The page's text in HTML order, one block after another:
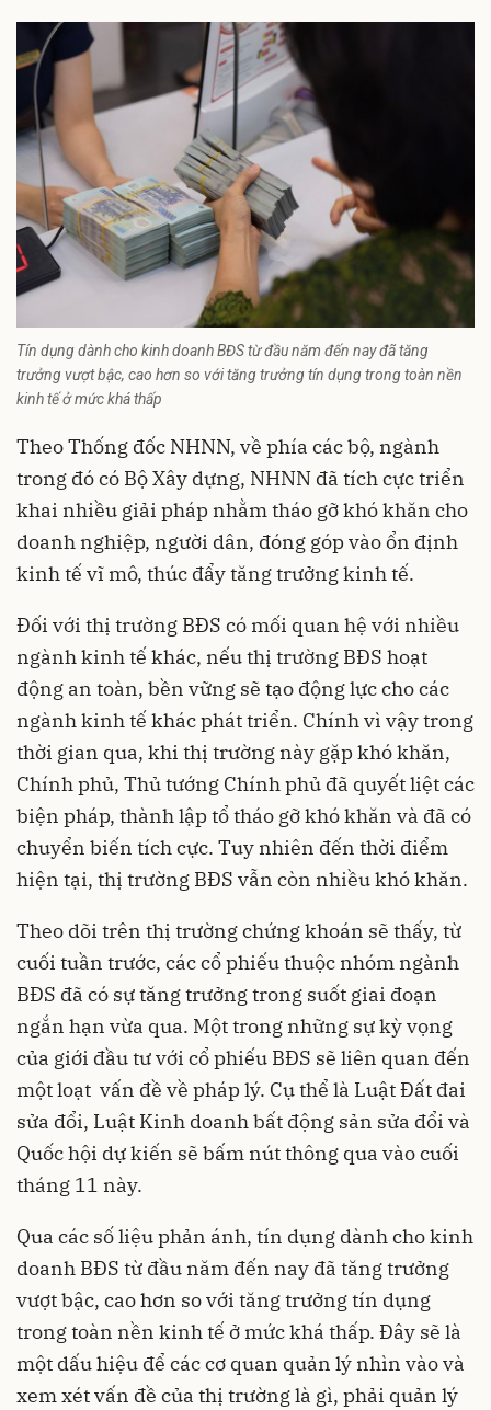
Tín dụng dành cho kinh doanh BĐS từ đầu năm đến nay đã tăng
trưởng vượt bậc, cao hơn so với tăng trưởng tín dụng trong toàn nền
kinh tế ở mức khá thấp
Theo Thống đốc NHNN, về phía các bộ, ngành
trong đó có Bộ Xây dựng, NHNN đã tích cực triển
khai nhiều giải pháp nhằm tháo gỡ khó khăn cho
doanh nghiệp, người dân, đóng góp vào ổn định
kinh tế vĩ mô, thúc đẩy tăng trưởng kinh tế.
Đối với thị trường BĐS có mối quan hệ với nhiều
ngành kinh tế khác, nếu thị trường BĐS hoạt
động an toàn, bền vững sẽ tạo động lực cho các
ngành kinh tế khác phát triển. Chính vì vậy trong
thời gian qua, khi thị trường này gặp khó khăn,
Chính phủ, Thủ tướng Chính phủ đã quyết liệt các
biện pháp, thành lập tổ tháo gỡ khó khăn và đã có
chuyển biến tích cực. Tuy nhiên đến thời điểm
hiện tại, thị trường BĐS vẫn còn nhiều khó khăn.
Theo dõi trên thị trường chứng khoán sẽ thấy, từ
cuối tuần trước, các cổ phiếu thuộc nhóm ngành
BĐS đã có sự tăng trưởng trong suốt giai đoạn
ngắn hạn vừa qua. Một trong những sự kỳ vọng
của giới đầu tư với cổ phiếu BĐS sẽ liên quan đến
một loạt vấn đề về pháp lý. Cụ thể là Luật Đất đai
sửa đổi, Luật Kinh doanh bất động sản sửa đổi và
Quốc hội dự kiến sẽ bấm nút thông qua vào cuối
tháng 11 này.
Qua các số liệu phản ánh, tín dụng dành cho kinh
doanh BĐS từ đầu năm đến nay đã tăng trưởng
vượt bậc, cao hơn so với tăng trưởng tín dụng
trong toàn nền kinh tế ở mức khá thấp. Đây sẽ là
một dấu hiệu để các cơ quan quản lý nhìn vào và
xem xét vấn đề của thị trường là gì, phải quản lý